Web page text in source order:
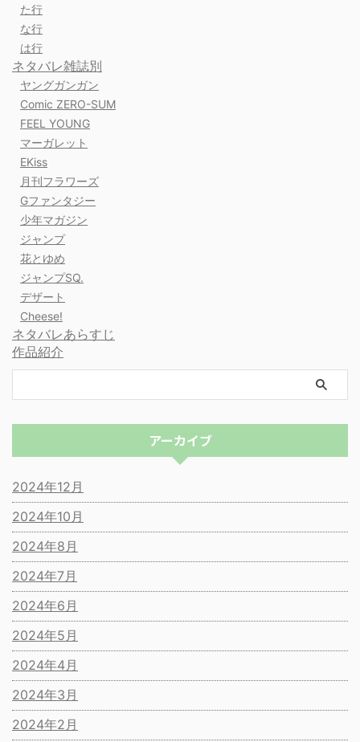
た行
な行
は行
ネタバレ雑誌別
ヤングガンガン
Comic ZERO-SUM
FEEL YOUNG
マーガレット
EKiss
月刊フラワーズ
Gファンタジー
少年マガジン
ジャンプ
花とゆめ
ジャンプSQ.
デザート
Cheese!
ネタバレあらすじ
作品紹介
アーカイブ
2024年12月
2024年10月
2024年8月
2024年7月
2024年6月
2024年5月
2024年4月
2024年3月
2024年2月